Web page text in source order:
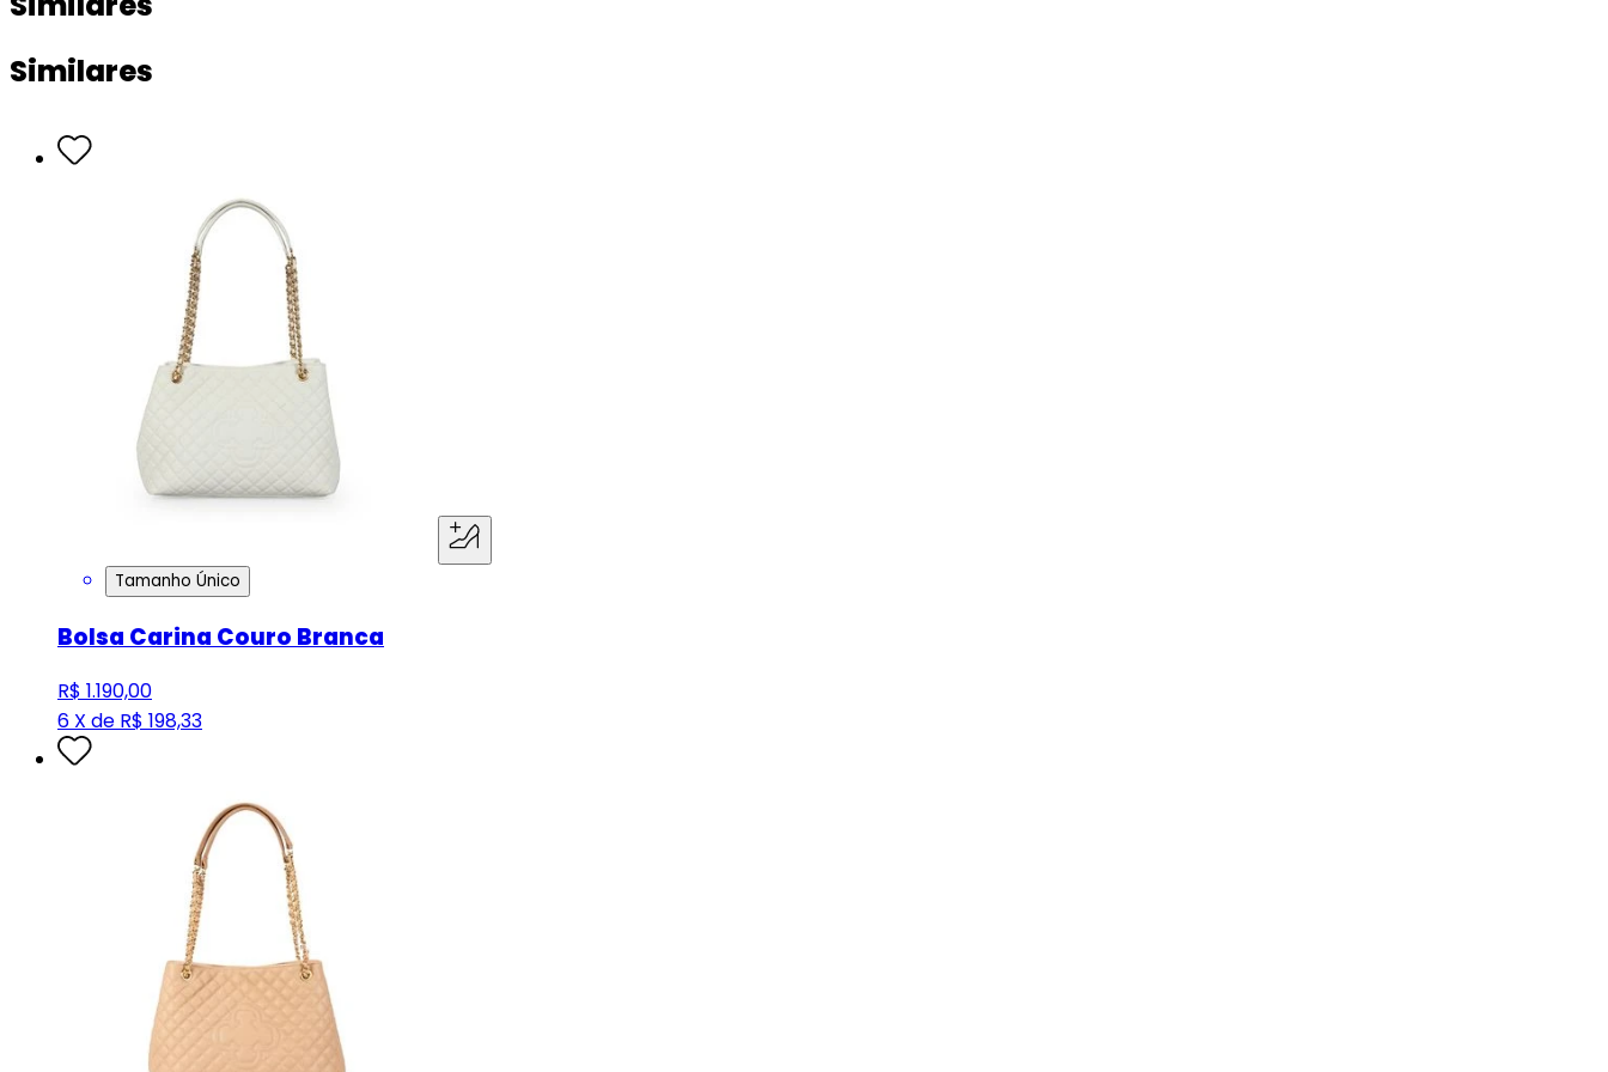
Similares
Tamanho Único
Bolsa Carina Couro Branca
R$ 1.190,00
6 X de R$ 198,33